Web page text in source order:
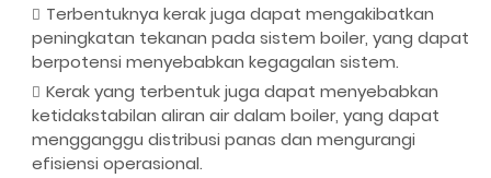
Terbentuknya kerak juga dapat mengakibatkan
peningkatan tekanan pada sistem boiler, yang dapat
berpotensi menyebabkan kegagalan sistem.
Kerak yang terbentuk juga dapat menyebabkan
ketidakstabilan aliran air dalam boiler, yang dapat
mengganggu distribusi panas dan mengurangi
efisiensi operasional.